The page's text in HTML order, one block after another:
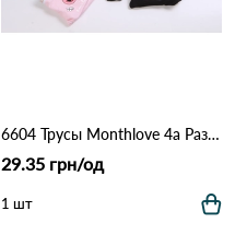
6604 Трусы Monthlove 4а Различные цвета
29.35 грн/од
1 шт